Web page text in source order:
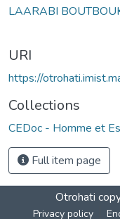
LAARABI
URI
https://
Collections
CEDoc - Homme et
Full item page
Otrohati
Privacy policy